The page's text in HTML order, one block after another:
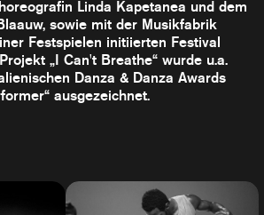
Linda Kapetanea und dem
sowie mit der Musikfabrik
Festspielen initiierten Festival
„I Can't Breathe“ wurde u.a.
Danza & Danza Awards
ausgezeichnet.